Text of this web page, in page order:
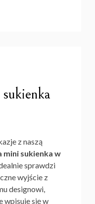
z naszą
mini sukienka w
sprawdzi
wyjście z
designowi,
wpisuje się w